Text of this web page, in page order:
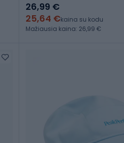
26,99 €
25,64 €kaina su kodu
Mažiausia kaina: 26,99 €